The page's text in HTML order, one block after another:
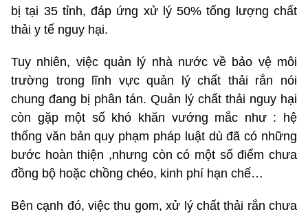
bị tại 35 tỉnh, đáp ứng xử lý 50% tổng lượng chất
thải y tế nguy hại.
Tuy nhiên, việc quản lý nhà nước về bảo vệ môi
trường trong lĩnh vực quản lý chất thải rắn nói
chung đang bị phân tán. Quản lý chất thải nguy hại
còn gặp một số khó khăn vướng mắc như : hệ
thống văn bản quy phạm pháp luật dù đã có những
bước hoàn thiện ,nhưng còn có một số điểm chưa
đồng bộ hoặc chồng chéo, kinh phí hạn chế…
Bên cạnh đó, việc thu gom, xử lý chất thải rắn chưa